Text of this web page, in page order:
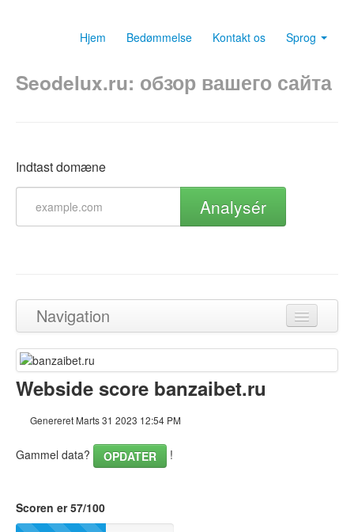
Hjem Bedømmelse Kontakt os Sprog
Seodelux.ru: обзор вашего сайта
Indtast domæne
Analysér
Navigation
Tilbage til toppen
Indhold
Nøgleord
Dokument
Webside score banzaibet.ru
Genereret Marts 31 2023 12:54 PM
Gammel data? OPDATER !
Scoren er 57/100